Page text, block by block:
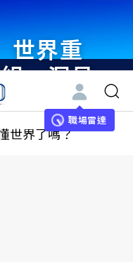
世界重
組・洞見
未來 與
世界領袖
職場雷達
世界了嗎？